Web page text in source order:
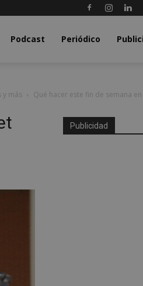
Podcast Periódico
y más
Qué hacer este fin de semana
Publicidad